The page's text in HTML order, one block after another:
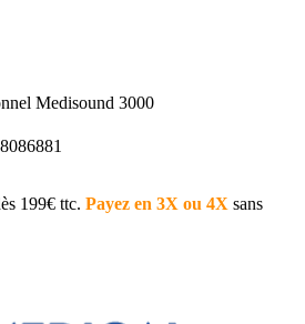
Medisound 3000
199€ ttc. Payez en 3X ou 4X sans